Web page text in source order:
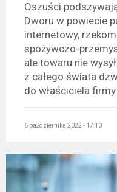
Oszuści
Dworu w powiecie
internetowy,
spożywczo-
ale towaru nie
z całego świata
do właściciela
6 października 2022 - 17:10